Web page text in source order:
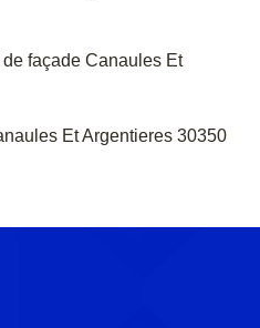
façade Canaules Et
Et Argentieres 30350